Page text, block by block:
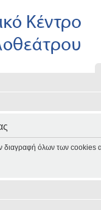
διαγραφή όλων των cookies